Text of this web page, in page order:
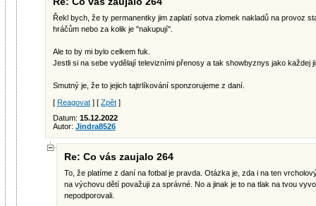
Řekl bych, že ty permanentky jim zaplatí sotva zlomek nakladů na provoz
hráčům nebo za kolik je "nakupují".
Ale to by mi bylo celkem fuk.
Jestli si na sebe vydělají televizními přenosy a tak showbyznys jako každej
Smutný je, že to jejich tajtrlíkování sponzorujeme z daní.
[ Reagovat ] [ Zpět ]
Datum: 15.12.2022
Autor: Jindra8526
Re: Co vás zaujalo 264
To, že platíme z daní na fotbal je pravda. Otázka je, zda i na ten
na výchovu dětí považuji za správné. No a jinak je to na tlak na tvou
nepodporovali.